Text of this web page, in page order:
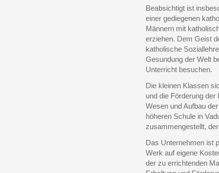
Beabsichtigt ist
einer gediegenen
Männern mit
erziehen. Dem Geist
katholische
Gesundung der Welt
Unterricht besuchen.
Die kleinen Klassen
und die Förderung
Wesen und Aufbau
höheren Schule in
zusammengestellt,
Das Unternehmen ist
Werk auf eigene
der zu errichtenden